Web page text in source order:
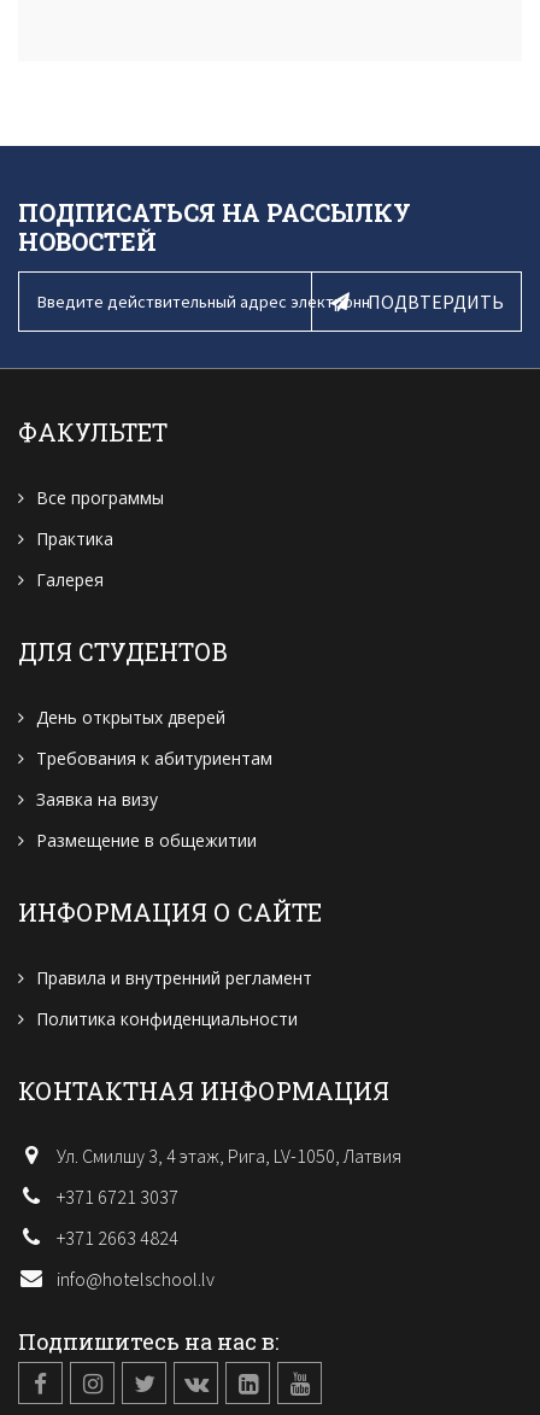
ПОДПИСАТЬСЯ НА РАССЫЛКУ
НОВОСТЕЙ
ПОДВТЕРДИТЬ
ФАКУЛЬТЕТ
Все программы
Практика
Галерея
ДЛЯ СТУДЕНТОВ
День открытых дверей
Требования к абитуриентам
Заявка на визу
Размещение в общежитии
ИНФОРМАЦИЯ О САЙТЕ
Правила и внутренний регламент
Политика конфиденциальности
КОНТАКТНАЯ ИНФОРМАЦИЯ
Ул. Смилшу 3, 4 этаж, Рига, LV-1050, Латвия
+371 6721 3037
+371 2663 4824
info@hotelschool.lv
Подпишитесь на нас в: